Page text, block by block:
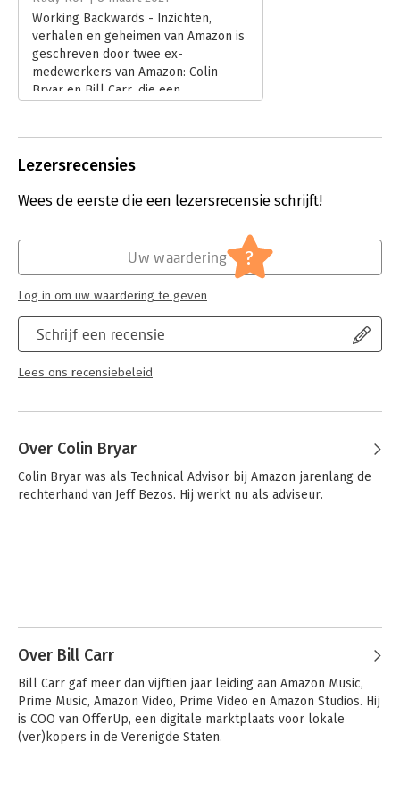
Working Backwards - Inzichten,
verhalen en geheimen van Amazon is
geschreven door twee ex-
medewerkers van Amazon: Colin
Bryar en Bill Carr, die een
Lezersrecensies
Wees de eerste die een lezersrecensie schrijft!
Schrijf een recensie
Lees ons recensiebeleid
Uw waardering ?
Log in om uw waardering te geven
Over Colin Bryar
Colin Bryar was als Technical Advisor bij Amazon jarenlang de
rechterhand van Jeff Bezos. Hij werkt nu als adviseur.
Over Bill Carr
Bill Carr gaf meer dan vijftien jaar leiding aan Amazon Music,
Prime Music, Amazon Video, Prime Video en Amazon Studios. Hij
is COO van OfferUp, een digitale marktplaats voor lokale
(ver)kopers in de Verenigde Staten.